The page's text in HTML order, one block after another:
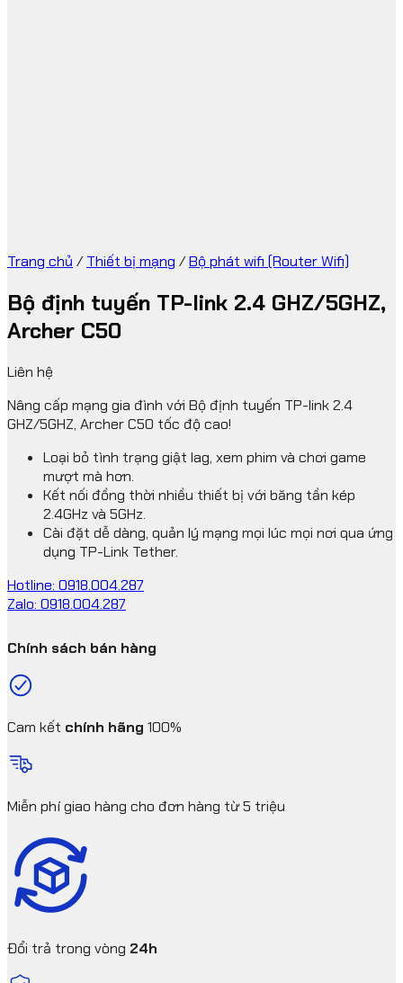
Trang chủ / Thiết bị mạng /Bộ phát wifi (Router Wifi)
Bộ định tuyến TP-link 2.4 GHZ/5GHZ,
Archer C50
Liên hệ
Nâng cấp mạng gia đình với Bộ định tuyến TP-link 2.4
GHZ/5GHZ, Archer C50 tốc độ cao!
Loại bỏ tình trạng giật lag, xem phim và chơi game
mượt mà hơn.
Kết nối đồng thời nhiều thiết bị với băng tần kép
2.4GHz và 5GHz.
Cài đặt dễ dàng, quản lý mạng mọi lúc mọi nơi qua ứng
dụng TP-Link Tether.
Hotline: 0918.004.287
Zalo: 0918.004.287
Chính sách bán hàng
Cam kết chính hãng 100%
Miễn phí giao hàng cho đơn hàng từ 5 triệu
Đổi trả trong vòng 24h